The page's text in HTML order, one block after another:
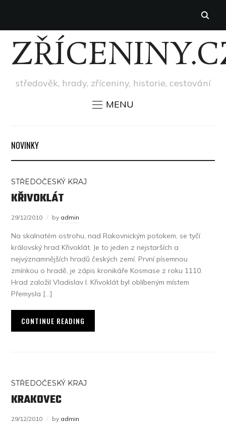
středověk, hrady, zříceniny, historie, cestování
MENU
NOVINKY
STŘEDOČESKÝ KRAJ
KŘIVOKLÁT
29/12/2010 by admin
Na skalnatém ostrohu, nad Rakovnickým potokem, se tyčí
královský hrad Křivoklát. Je to jeden z nejstarších a
nejvýznamnějších hradů českých zemí. První písemnou
zmínkou o hradě, je zápis kronikáře Kosmase z roku 1110.
Hrad založil Vladislav I. Křivoklát byl oblíbeným místem
Přemysla […]
CONTINUE READING
STŘEDOČESKÝ KRAJ
KRAKOVEC
29/12/2010 by admin